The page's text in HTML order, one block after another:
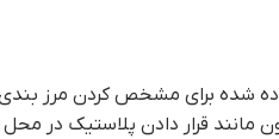
شده برای مشخص کردن مرز
قرار دادن پلاستیک در محل